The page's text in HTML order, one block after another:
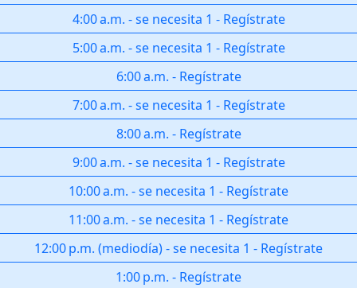
4:00 a.m. - se necesita 1 - Regístrate
5:00 a.m. - se necesita 1 - Regístrate
6:00 a.m. - Regístrate
7:00 a.m. - se necesita 1 - Regístrate
8:00 a.m. - Regístrate
9:00 a.m. - se necesita 1 - Regístrate
10:00 a.m. -se necesita 1 - Regístrate
11:00 a.m. -se necesita 1 - Regístrate
12:00 p.m. (mediodía)-se necesita 1 - Regístrate
1:00 p.m. - Regístrate